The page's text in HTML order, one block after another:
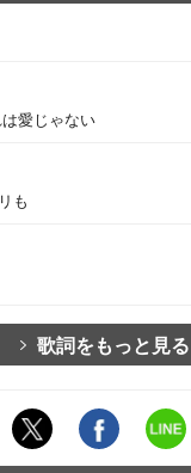
愛じゃない
も
歌詞をもっと見る